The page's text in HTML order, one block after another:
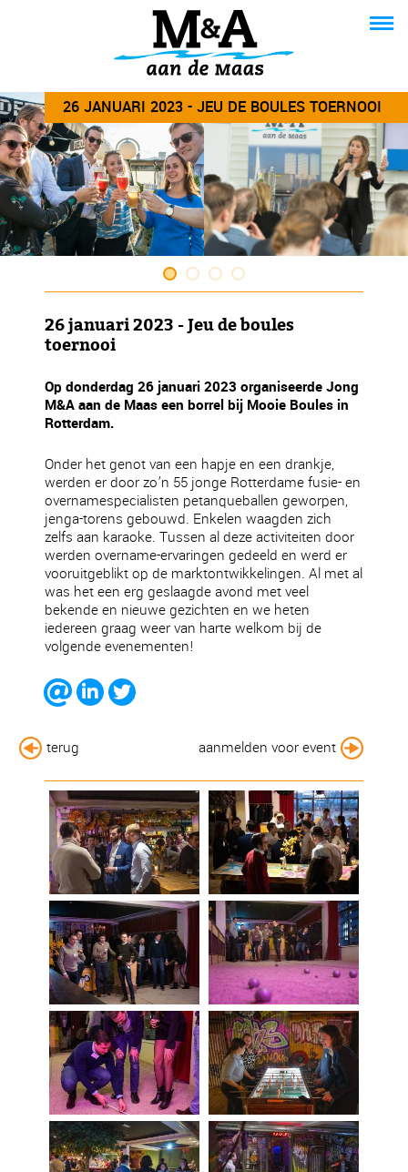
26 JANUARI 2023 - JEU DE BOULES TOERNOOI
26 januari 2023 - Jeu de boules
toernooi
Op donderdag 26 januari 2023 organiseerde Jong
M&A aan de Maas een borrel bij Mooie Boules in
Rotterdam.
Onder het genot van een hapje en een drankje,
werden er door zo’n 55 jonge Rotterdame fusie- en
overnamespecialisten petanqueballen geworpen,
jenga-torens gebouwd. Enkelen waagden zich
zelfs aan karaoke. Tussen al deze activiteiten door
werden overname-ervaringen gedeeld en werd er
vooruitgeblikt op de marktontwikkelingen. Al met al
was het een erg geslaagde avond met veel
bekende en nieuwe gezichten en we heten
iedereen graag weer van harte welkom bij de
volgende evenementen!
terug aanmelden voor event